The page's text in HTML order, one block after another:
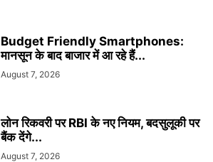
Budget Friendly Smartphones:
मानसून के बाद बाजार में आ रहे हैं...
August 7, 2026
लोन रिकवरी पर RBI के नए नियम, बदसुलूकी पर
बैंक देंगे...
August 7, 2026